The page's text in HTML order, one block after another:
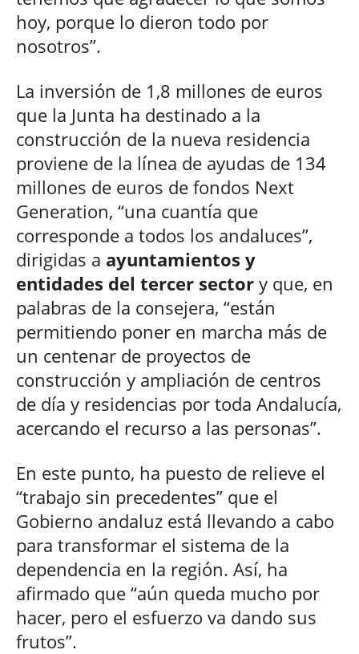
hoy, porque lo dieron todo por
nosotros”.
La inversión de 1,8 millones de euros
que la Junta ha destinado a la
construcción de la nueva residencia
proviene de la línea de ayudas de 134
millones de euros de fondos Next
Generation, “una cuantía que
corresponde a todos los andaluces”,
dirigidas a ayuntamientos y
entidades del tercer sector y que, en
palabras de la consejera, “están
permitiendo poner en marcha más de
un centenar de proyectos de
construcción y ampliación de centros
de día y residencias por toda Andalucía,
acercando el recurso a las personas”.
En este punto, ha puesto de relieve el
“trabajo sin precedentes” que el
Gobierno andaluz está llevando a cabo
para transformar el sistema de la
dependencia en la región. Así, ha
afirmado que “aún queda mucho por
hacer, pero el esfuerzo va dando sus
frutos”.